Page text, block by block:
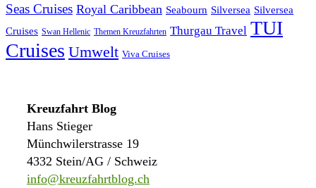
Seas Cruises Royal Caribbean Seabourn Silversea Silversea
Cruises Swan Hellenic Themen Kreuzfahrten Thurgau Travel TUI
Cruises Umwelt Viva Cruises
Kreuzfahrt Blog
Hans Stieger
Münchwilerstrasse 19
4332 Stein/AG / Schweiz
info@kreuzfahrtblog.ch